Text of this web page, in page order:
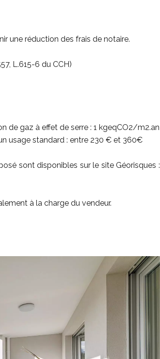
une réduction des frais de notaire.
L.615-6 du CCH)
de gaz à effet de serre : 1 kgeqCO2/m2.an
usage standard : entre 230 € et 360€
sont disponibles sur le site Géorisques :
à la charge du vendeur.